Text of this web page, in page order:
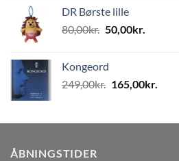
var:
80,00kr..50,00kr..
DR Børste lille
80,00kr. Den
var:
80,00kr..
50,00kr.
50,00kr..
Kongeord
249,00kr. Den
var:
165,00kr.
er:
ÅBNINGSTIDER